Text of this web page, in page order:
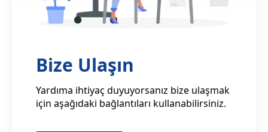
Bize Ulaşın
Yardıma ihtiyaç duyuyorsanız bize ulaşmak
için aşağıdaki bağlantıları kullanabilirsiniz.